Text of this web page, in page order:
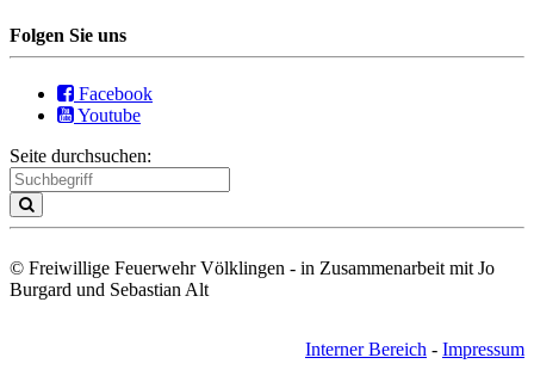
Folgen Sie uns
Facebook
Youtube
Seite durchsuchen:
© Freiwillige Feuerwehr Völklingen - in Zusammenarbeit mit Jo
Burgard und Sebastian Alt
Interner Bereich - Impressum